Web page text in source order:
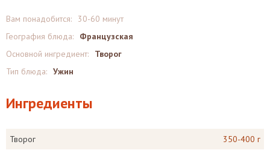
Вам понадобится:
30-60 минут
География блюда:
Французская
Основной ингредиент:
Творог
Тип блюда: Ужин
Ингредиенты
Творог
350-400 г